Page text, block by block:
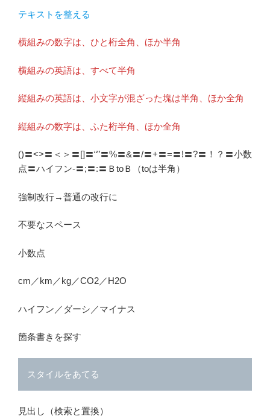
テキストを整える
横組みの数字は、ひと桁全角、ほか半角
横組みの英語は、すべて半角
縦組みの英語は、小文字が混ざった塊は半角、ほか全角
縦組みの数字は、ふた桁半角、ほか全角
()〓<>〓＜＞〓[]〓“”〓%〓&〓/〓+〓=〓!〓?〓！？〓小数
点〓ハイフン-〓;〓:〓ＢtoＢ（toは半角）
強制改行→普通の改行に
不要なスペース
小数点
cm／km／kg／CO2／H2O
ハイフン／ダーシ／マイナス
箇条書きを探す
スタイルをあてる
見出し（検索と置換）